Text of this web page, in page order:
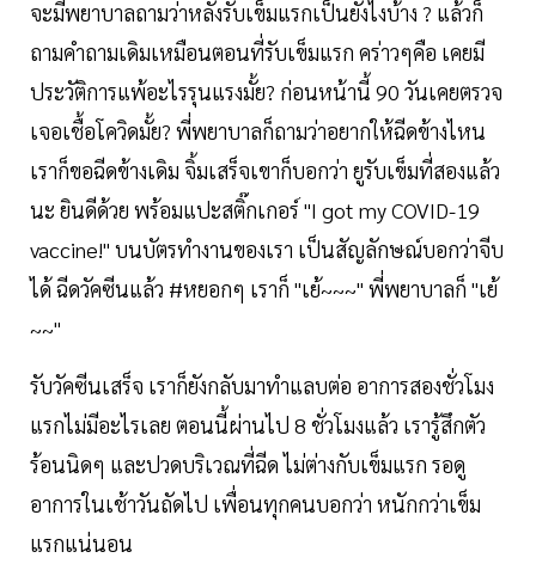
จะมีพยาบาลถามว่าหลังรับเข็มแรกเป็นยังไงบ้าง ? แล้วก็
ถามคำถามเดิมเหมือนตอนที่รับเข็มแรก คร่าวๆคือ เคยมี
ประวัติการแพ้อะไรรุนแรงมั้ย? ก่อนหน้านี้ 90 วันเคยตรวจ
เจอเชื้อโควิดมั้ย? พี่พยาบาลก็ถามว่าอยากให้ฉีดข้างไหน
เราก็ขอฉีดข้างเดิม จิ้มเสร็จเขาก็บอกว่า ยูรับเข็มที่สองแล้ว
นะ ยินดีด้วย พร้อมแปะสติ๊กเกอร์ "I got my COVID-19
vaccine!" บนบัตรทำงานของเรา เป็นสัญลักษณ์บอกว่าจีบ
ได้ ฉีดวัคซีนแล้ว #หยอกๆ เราก็ "เย้~~~" พี่พยาบาลก็ "เย้
~~"
รับวัคซีนเสร็จ เราก็ยังกลับมาทำแลบต่อ อาการสองชั่วโมง
แรกไม่มีอะไรเลย ตอนนี้ผ่านไป 8 ชั่วโมงแล้ว เรารู้สึกตัว
ร้อนนิดๆ และปวดบริเวณที่ฉีด ไม่ต่างกับเข็มแรก รอดู
อาการในเช้าวันถัดไป เพื่อนทุกคนบอกว่า หนักกว่าเข็ม
แรกแน่นอน